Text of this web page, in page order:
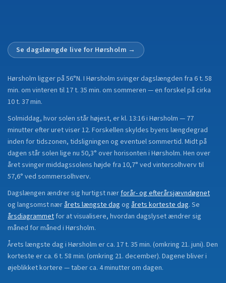
Se dagslængde live for Hørsholm →
Hørsholm ligger på 56°N. I Hørsholm svinger dagslængden fra 6 t. 58
min. om vinteren til 17 t. 35 min. om sommeren — en forskel på cirka
10 t. 37 min.
Solmiddag, hvor solen står højest, er kl. 13:16 i Hørsholm — 77
minutter efter uret viser 12. Forskellen skyldes byens længdegrad
inden for tidszonen, tidsligningen og eventuel sommertid. Midt på
dagen står solen lige nu 50,3° over horisonten i Hørsholm. Hen over
året svinger middagssolens højde fra 10,7° ved vintersolhverv til
57,6° ved sommersolhverv.
Dagslængen ændrer sig hurtigst nærforår- og efterårsjævndøgnet
og langsomst nærårets længste dag og årets korteste dag. Se
årsdiagrammetfor at visualisere, hvordan dagslyset ændrer sig
måned for måned i Hørsholm.
Årets længste dag i Hørsholm er ca. 17 t. 35 min. (omkring 21. juni). Den
korteste er ca. 6 t. 58 min. (omkring 21. december). Dagene bliver i
øjeblikketkortere —taberca. 4minutterom dagen.